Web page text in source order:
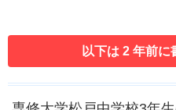
以下は 2 年前に